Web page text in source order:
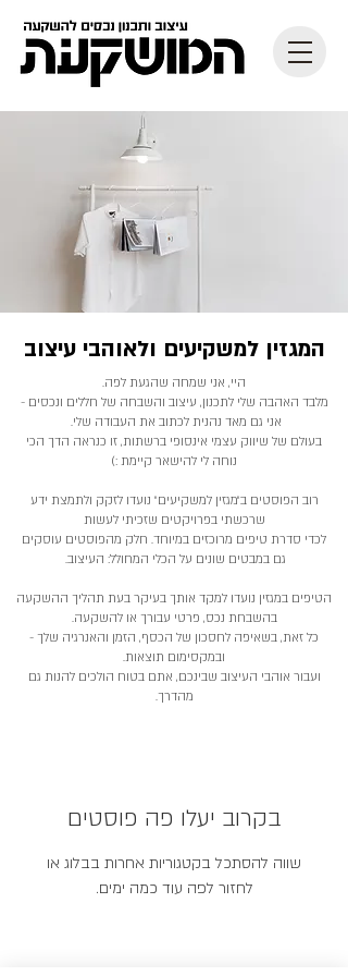
המגזין למשקיעים ולאוהבי עיצוב
היי, אני שמחה שהגעת לפה.
מלבד האהבה שלי לתכנון, עיצוב והשבחה של חללים ונכסים -
אני גם מאד נהנית לכתוב את העבודה שלי.
בעולם של שיווק עצמי אינסופי ברשתות, זו כנראה הדך הכי
נוחה לי להישאר קיימת :)
רוב הפוסטים ב״מגזין למשקיעים״ נועדו לזקק ולתמצת ידע
שרכשתי בפרויקטים שזכיתי לעשות
לכדי סדרת טיפים מרוכזים במיוחד. חלק מהפוסטים עוסקים
גם במבטים שונים על הכלי המחולל: העיצוב.
הטיפים במגזין נועדו למקד אותך בעיקר בעת תהליך ההשקעה
בהשבחת נכס, פרטי עבורך או להשקעה.
כל זאת, בשאיפה לחסכון של הכסף, הזמן והאנרגיה שלך -
ובמקסימום תוצאות.
ועבור אוהבי העיצוב שבינכם, אתם בטוח הולכים להנות גם
מהדרך.
בקרוב יעלו פה פוסטים
שווה להסתכל בקטגוריות אחרות בבלוג או
לחזור לפה עוד כמה ימים.